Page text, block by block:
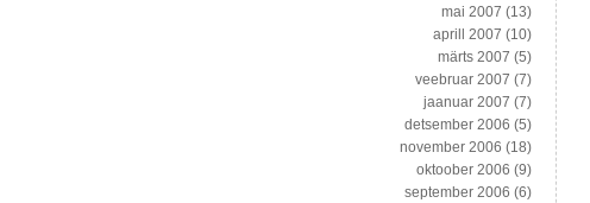
mai 2007 (13)
aprill 2007 (10)
märts 2007 (5)
veebruar 2007 (7)
jaanuar 2007 (7)
detsember 2006 (5)
november 2006 (18)
oktoober 2006 (9)
september 2006 (6)